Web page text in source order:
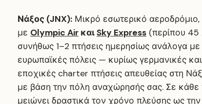
Νάξος (JNX): Μικρό εσωτερικό
με Olympic Air καιSky Express (περίπου 45
συνήθως 1–2 πτήσεις ημερησίως ανάλογα
ευρωπαϊκές πόλεις — κυρίως γερμανικές
εποχικές charter πτήσεις απευθείας στη
με βάση την πόλη αναχώρησής σας. Σε
μειώνει δραστικά τον χρόνο πλεύσης ως